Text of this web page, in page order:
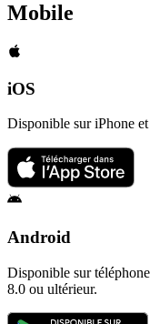
Mobile
iOS
Disponible sur iPhone
Android
Disponible sur
8.0 ou ultérieur.